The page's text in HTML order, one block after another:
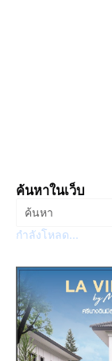
ค้นหาในเว็บ
กำลังโหลด...